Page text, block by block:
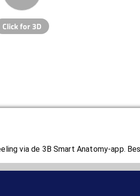
via de 3B Smart Anatomy-app.